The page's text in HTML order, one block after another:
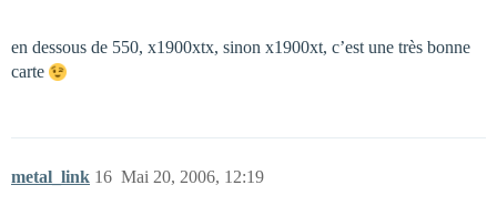
en dessous de 550, x1900xtx, sinon x1900xt, c’est une très bonne
carte
metal_link Mai 20, 2006, 12:19
16